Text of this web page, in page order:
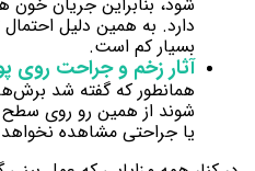
دارد. به همین دلیل
بسیار کم است.
آثار زخم و جراحت روی
همانطور که گفته شد
شوند از همین رو روی
یا جراحتی مشاهده